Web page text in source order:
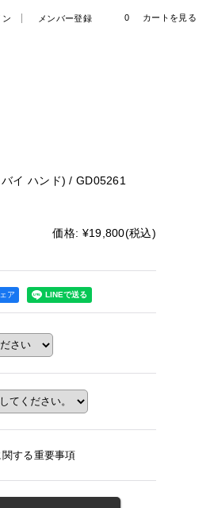
0 カートを見る
ン メンバー登録
イ ハンド) / GD05261
価格: ¥19,800(税込)
ア
する重要事項